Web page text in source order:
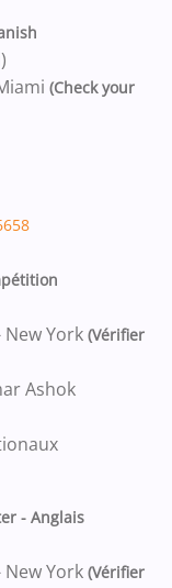
(Check your
New York (Vérifier
Ashok
- Anglais
New York (Vérifier